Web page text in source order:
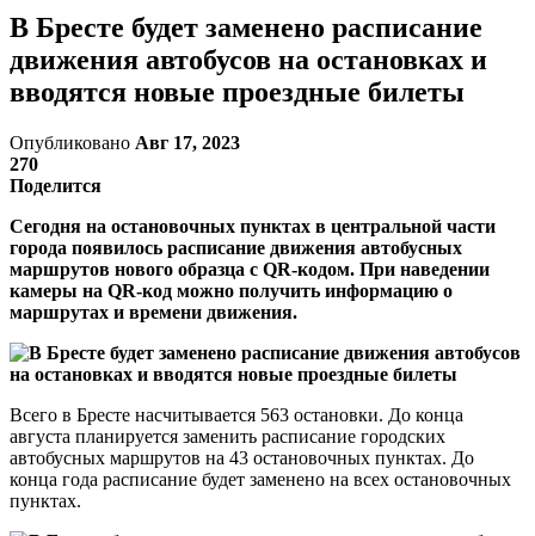
В Бресте будет заменено расписание
движения автобусов на остановках и
вводятся новые проездные билеты
Опубликовано Авг 17, 2023
270
Поделится
Сегодня на остановочных пунктах в центральной части
города появилось расписание движения автобусных
маршрутов нового образца с QR-кодом. При наведении
камеры на QR-код можно получить информацию о
маршрутах и времени движения.
Всего в Бресте насчитывается 563 остановки. До конца
августа планируется заменить расписание городских
автобусных маршрутов на 43 остановочных пунктах. До
конца года расписание будет заменено на всех остановочных
пунктах.